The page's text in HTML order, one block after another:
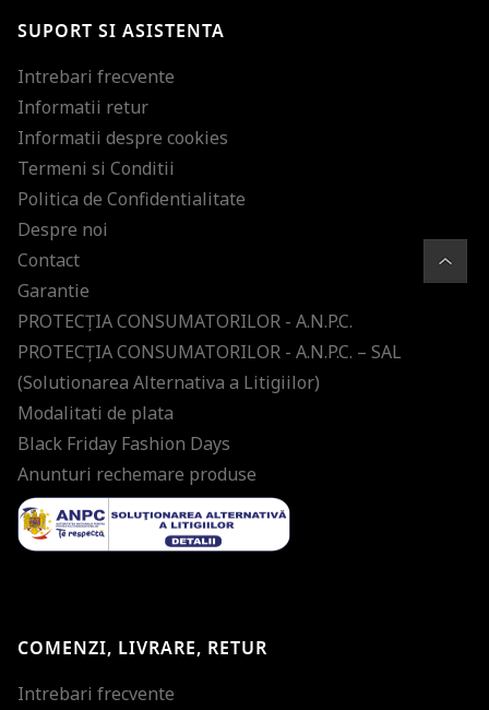
ultimele tendinte in moda!
SUPORT SI ASISTENTA
Intrebari frecvente
Informatii retur
Informatii despre cookies
Termeni si Conditii
Politica de Confidentialitate
Despre noi
Contact
Garantie
PROTECŢIA CONSUMATORILOR - A.N.P.C.
PROTECŢIA CONSUMATORILOR - A.N.P.C. – SAL
(Solutionarea Alternativa a Litigiilor)
Modalitati de plata
Black Friday Fashion Days
Anunturi rechemare produse
COMENZI, LIVRARE, RETUR
Intrebari frecvente